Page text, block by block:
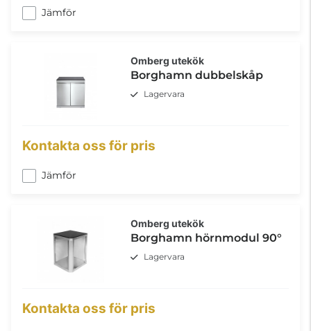
Jämför
Omberg utekök
Borghamn dubbelskåp
Lagervara
Kontakta oss för pris
Jämför
Omberg utekök
Borghamn hörnmodul 90°
Lagervara
Kontakta oss för pris